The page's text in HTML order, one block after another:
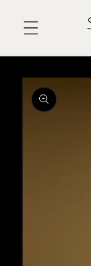
au
contenu
Passer aux
informations
produits